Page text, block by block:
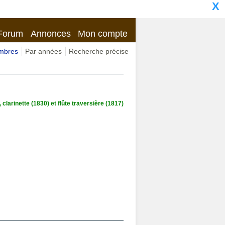
X
Annonces Mon compte
Par années Recherche précise
clarinette (1830) et flûte traversière (1817)